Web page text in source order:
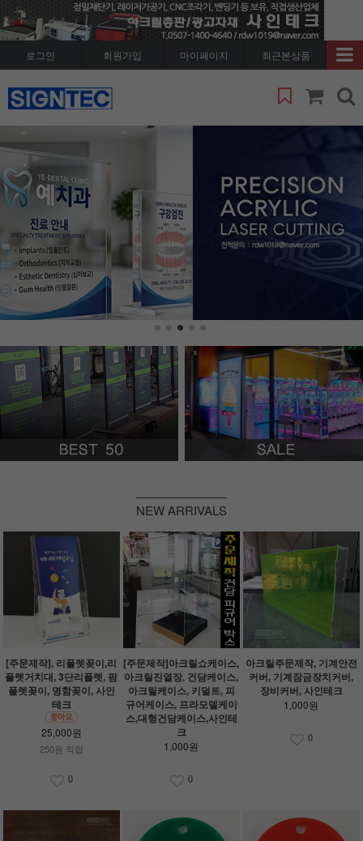
로그인 회원가입 마이페이지 최근본상품
NEW ARRIVALS
[주문제작], 리플렛꽂이,리
플렛거치대, 3단리플렛, 팜
플렛꽂이, 명함꽂이, 사인
테크
25,000원
250원 적립
0
[주문제작]아크릴쇼케이스,
아크릴진열장, 건담케이스,
아크릴케이스, 키덜트, 피
규어케이스, 프라모델케이
스,대형건담케이스,사인테
크
1,000원
0
아크릴주문제작, 기계안전
커버, 기계잠금장치커버,
장비커버, 사인테크
1,000원
0